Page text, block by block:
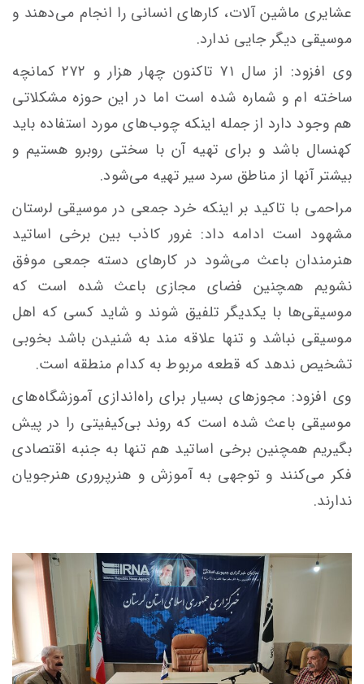
عشایری ماشین آلات، کارهای انسانی را انجام می‌دهند و
موسیقی دیگر جایی ندارد.
وی افزود: از سال ۷۱ تاکنون چهار هزار و ۲۷۲ کمانچه
ساخته ام و شماره شده است اما در این حوزه مشکلاتی
هم وجود دارد از جمله اینکه چوب‌های مورد استفاده باید
کهنسال باشد و برای تهیه آن با سختی روبرو هستیم و
بیشتر آنها از مناطق سرد سیر تهیه می‌شود.
مراحمی با تاکید بر اینکه خرد جمعی در موسیقی لرستان
مشهود است ادامه داد: غرور کاذب بین برخی اساتید
هنرمندان باعث می‌شود در کارهای دسته جمعی موفق
نشویم همچنین فضای مجازی باعث شده است که
موسیقی‌ها با یکدیگر تلفیق شوند و شاید کسی که اهل
موسیقی نباشد و تنها علاقه مند به شنیدن باشد بخوبی
تشخیص ندهد که قطعه مربوط به کدام منطقه است.
وی افزود: مجوزهای بسیار برای راه‌اندازی آموزشگاه‌های
موسیقی باعث شده است که روند بی‌کیفیتی را در پیش
بگیریم همچنین برخی اساتید هم تنها به جنبه اقتصادی
فکر می‌کنند و توجهی به آموزش و هنرپروری هنرجویان
ندارند.